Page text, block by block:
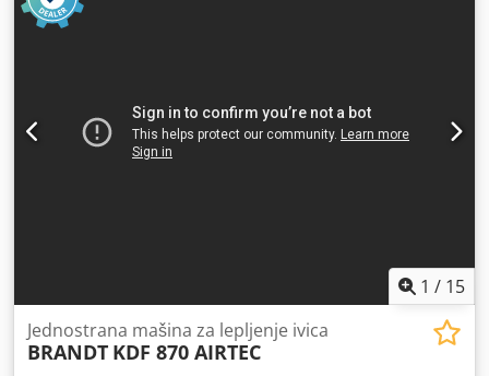
1 / 15
Jednostrana mašina za lepljenje ivica
BRANDT KDF 870 AIRTEC